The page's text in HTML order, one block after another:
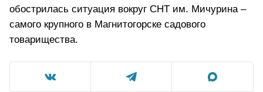
обострилась ситуация вокруг СНТ им. Мичурина –
самого крупного в Магнитогорске садового
товарищества.